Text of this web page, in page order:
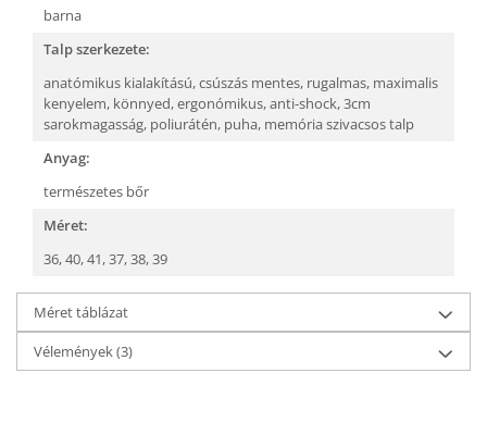
barna
Talp szerkezete:
anatómikus kialakítású,csúszás mentes, rugalmas, maximalis
kenyelem, könnyed,ergonómikus,anti-shock,3cm
sarokmagasság, poliurátén, puha, memória szivacsos talp
Anyag:
természetes bőr
Méret:
36,40,41,37,38,39
Méret táblázat
Vélemények(3)